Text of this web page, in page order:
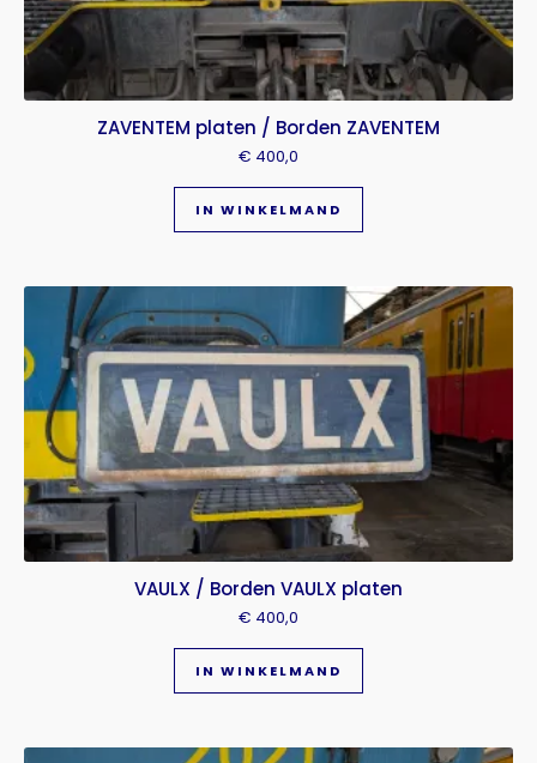
ZAVENTEM platen / Borden ZAVENTEM
€ 400,0
IN WINKELMAND
VAULX / Borden VAULX platen
€ 400,0
IN WINKELMAND